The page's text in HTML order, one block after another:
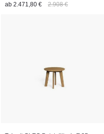
ab 2.471,80 € 2.908 €